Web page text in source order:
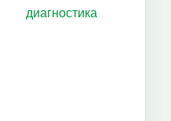
диагностика